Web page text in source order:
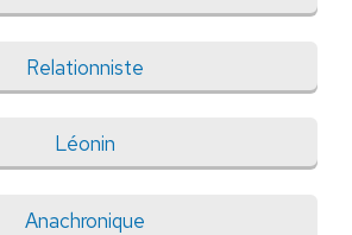
Relationniste
Léonin
Anachronique